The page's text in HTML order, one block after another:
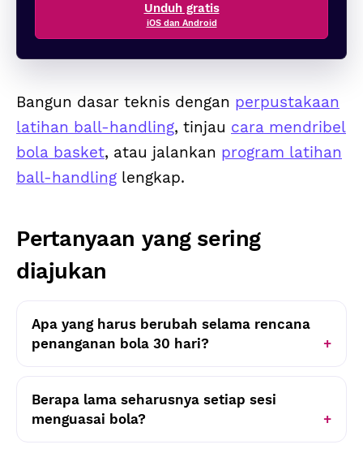
Unduh gratis
iOS dan Android
Bangun dasar teknis dengan perpustakaan
latihan ball-handling, tinjau cara mendribel
bola basket, atau jalankan program latihan
ball-handling lengkap.
Pertanyaan yang sering
diajukan
Apa yang harus berubah selama rencana
penanganan bola 30 hari?
Berapa lama seharusnya setiap sesi
menguasai bola?